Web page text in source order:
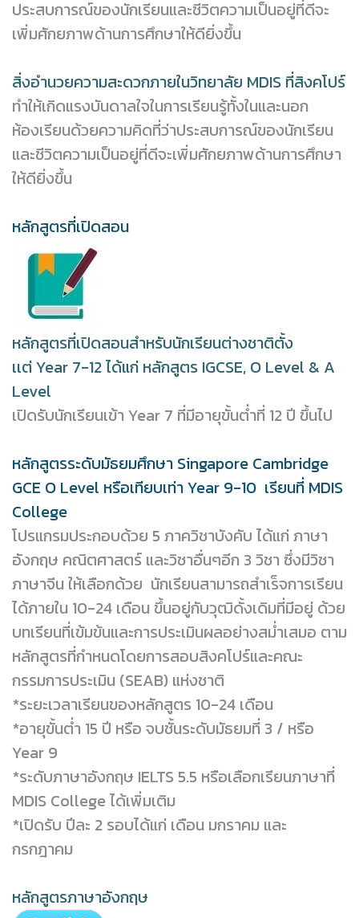
ประสบการณ์ของนักเรียนและชีวิตความเป็นอยู่ที่ดีจะ
เพิ่มศักยภาพด้านการศึกษาให้ดียิ่งขึ้น
สิ่งอำนวยความสะดวกภายในวิทยาลัย MDIS ที่สิงคโปร์
ทำให้เกิดแรงบันดาลใจในการเรียนรู้ทั้งในและนอก
ห้องเรียนด้วยความคิดที่ว่าประสบการณ์ของนักเรียน
และชีวิตความเป็นอยู่ที่ดีจะเพิ่มศักยภาพด้านการศึกษา
ให้ดียิ่งขึ้น
หลักสูตรที่เปิดสอน
หลักสูตรที่เปิดสอนสำหรับนักเรียนต่างชาติตั้ง
เเต่Year 7-12ได้แก่ หลักสูตร IGCSE, O Level & A
Level
เปิดรับนักเรียนเข้า Year 7 ที่มีอายุขั้นต่ำที่ 12 ปี ขึ้นไป
หลักสูตรระดับมัธยมศึกษา Singapore Cambridge
GCE O Level หรือเทียบเท่า Year 9-10 เรียนที่ MDIS
College
โปรแกรมประกอบด้วย 5 ภาควิชาบังคับ ได้แก่ ภาษา
อังกฤษ คณิตศาสตร์ และวิชาอื่นๆอีก 3 วิชา ซึ่งมีวิชา
ภาษาจีน ให้เลือกด้วย นักเรียนสามารถสำเร็จการเรียน
ได้ภายใน 10-24 เดือน ขึ้นอยู่กับวุฒิดั้งเดิมที่มีอยู่ ด้วย
บทเรียนที่เข้มข้นและการประเมินผลอย่างสม่ำเสมอ ตาม
หลักสูตรที่กำหนดโดยการสอบสิงคโปร์และคณะ
กรรมการประเมิน (SEAB) แห่งชาติ
*ระยะเวลาเรียนของหลักสูตร 10-24 เดือน
*อายุขั้นต่ำ 15 ปี หรือ จบชั้นระดับมัธยมที่ 3 / หรือ
Year 9
*ระดับภาษาอังกฤษ IELTS 5.5 หรือเลือกเรียนภาษาที่
MDIS College ได้เพิ่มเติม
*เปิดรับ ปีละ 2 รอบได้แก่ เดือน มกราคม และ
กรกฎาคม
หลักสูตรภาษาอังกฤษ